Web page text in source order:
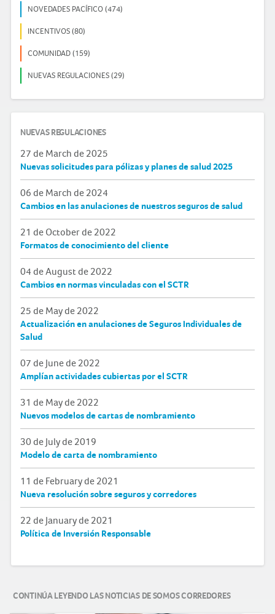
NOVEDADES PACÍFICO (474)
INCENTIVOS (80)
COMUNIDAD (159)
NUEVAS REGULACIONES (29)
NUEVAS REGULACIONES
27 de March de 2025
Nuevas solicitudes para pólizas y planes de salud 2025
06 de March de 2024
Cambios en las anulaciones de nuestros seguros de salud
21 de October de 2022
Formatos de conocimiento del cliente
04 de August de 2022
Cambios en normas vinculadas con el SCTR
25 de May de 2022
Actualización en anulaciones de Seguros Individuales de
Salud
07 de June de 2022
Amplían actividades cubiertas por el SCTR
31 de May de 2022
Nuevos modelos de cartas de nombramiento
30 de July de 2019
Modelo de carta de nombramiento
11 de February de 2021
Nueva resolución sobre seguros y corredores
22 de January de 2021
Política de Inversión Responsable
CONTINÚA LEYENDO LAS NOTICIAS DE SOMOS CORREDORES